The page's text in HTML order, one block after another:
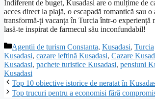
Indiferent de buget, Kusadasi are o mulțime de
acces direct la plajă, o escapadă romantică sau
transformă-ți vacanța în Turcia într-o experiență
lasă-te inspirat de farmecul său inconfundabil!
Categorii
Agentii de turism Constanta, Kusadasi, Turcia
Kusadasi, cazare ieftină Kusadasi, Cazare
Kusadasi, pachete turistice Kusadasi, pensiuni
Kusadasi
Top 10 obiective istorice de neratat în
Top trucuri pentru a economisi fără